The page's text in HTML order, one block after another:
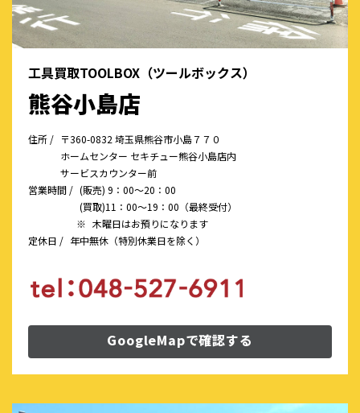
工具買取TOOLBOX（ツールボックス）
熊谷小島店
住所 / 〒360-0832 埼玉県熊谷市小島７７０
ホームセンター セキチュー熊谷小島店内
サービスカウンター前
営業時間 / (販売) 9：00～20：00
(買取)11：00～19：00（最終受付）
※ 木曜日はお預りになります
定休日 / 年中無休（特別休業日を除く）
GoogleMapで確認する